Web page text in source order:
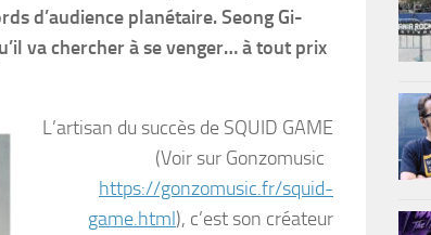
d’audience planétaire. Seong Gi-
va chercher à se venger… à tout prix
L’artisan du succès de SQUID GAME
(Voir sur Gonzomusic
https://gonzomusic.fr/squid-
game.html), c’est son créateur